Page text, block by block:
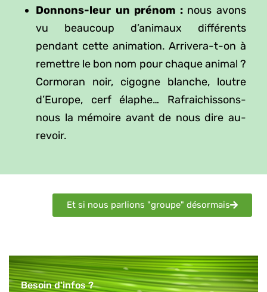
Donnons-leur un prénom : nous avons
vu beaucoup d’animaux différents
pendant cette animation. Arrivera-t-on à
remettre le bon nom pour chaque animal ?
Cormoran noir, cigogne blanche, loutre
d’Europe, cerf élaphe… Rafraichissons-
nous la mémoire avant de nous dire au-
revoir.
Et si nous parlions "groupe" désormais
Besoin d'infos ?